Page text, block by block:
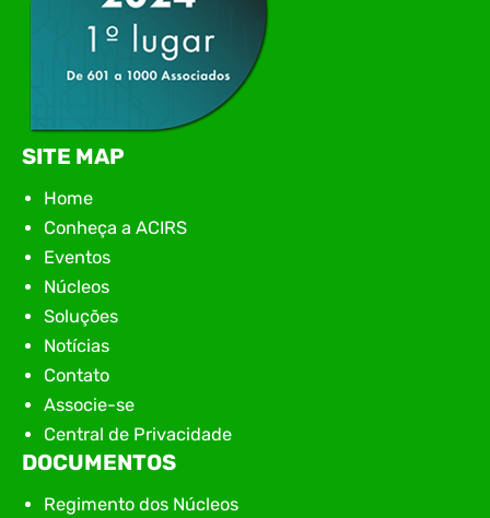
SITE MAP
Home
Conheça a ACIRS
Eventos
Núcleos
Soluções
Notícias
Contato
Associe-se
Central de Privacidade
DOCUMENTOS
Regimento dos Núcleos